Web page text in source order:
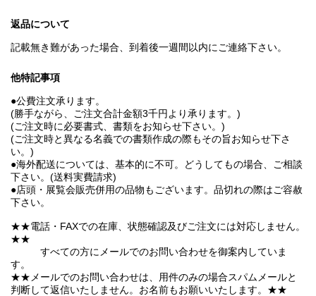
返品について
記載無き難があった場合、到着後一週間以内にご連絡下さい。
他特記事項
●公費注文承ります。
(勝手ながら、ご注文合計金額3千円より承ります。)
(ご注文時に必要書式、書類をお知らせ下さい。)
(ご注文時と異なる名義での書類作成の際もその旨お知らせ下さ
い。)
●海外配送については、基本的に不可。どうしてもの場合、ご相談
下さい。(送料実費請求)
●店頭・展覧会販売併用の品物もございます。品切れの際はご容赦
下さい。
★★電話・FAXでの在庫、状態確認及びご注文には対応しません。
★★
すべての方にメールでのお問い合わせを御案内していま
す。
★★メールでのお問い合わせは、用件のみの場合スパムメールと
判断して返信いたしません。お名前もお願いいたします。★★